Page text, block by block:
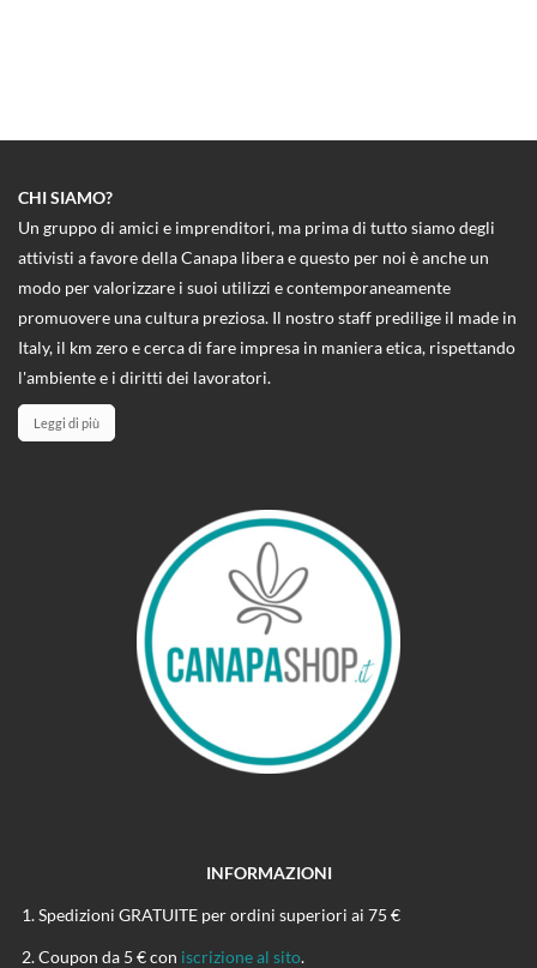
CHI SIAMO?
Un gruppo di amici e imprenditori, ma prima di tutto siamo degli
attivisti a favore della Canapa libera e questo per noi è anche un
modo per valorizzare i suoi utilizzi e contemporaneamente
promuovere una cultura preziosa. Il nostro staff predilige il made in
Italy, il km zero e cerca di fare impresa in maniera etica, rispettando
l'ambiente e i diritti dei lavoratori.
Leggi di più
INFORMAZIONI
Spedizioni GRATUITE per ordini superiori ai 75 €
Coupon da 5 € con iscrizione al sito.